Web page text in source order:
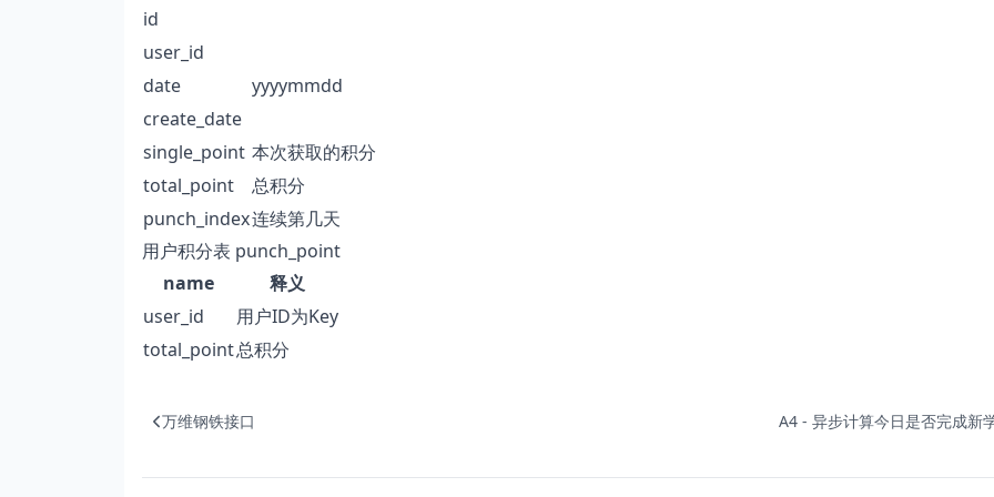
id
user_id
date
yyyymmdd
create_date
single_point 本次获取的积分
total_point
总积分
punch_index连续第几天
用户积分表 punch_point
name
释义
user_id
用户ID为Key
total_point总积分
万维钢铁接口 A4 - 异步计算今日是否完成新